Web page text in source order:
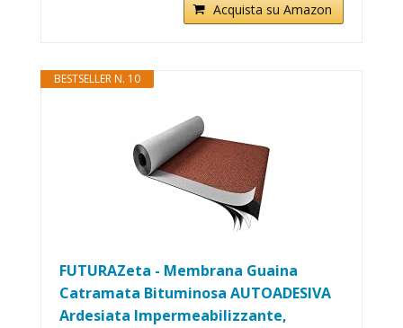
Acquista su Amazon
BESTSELLER N. 10
FUTURAZeta - Membrana Guaina
Catramata Bituminosa AUTOADESIVA
Ardesiata Impermeabilizzante,